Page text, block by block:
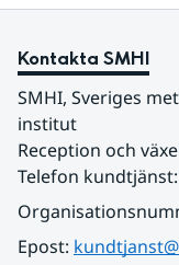
Kontakta SMHI
SMHI, Sveriges
institut
Reception och
Telefon
Epost: